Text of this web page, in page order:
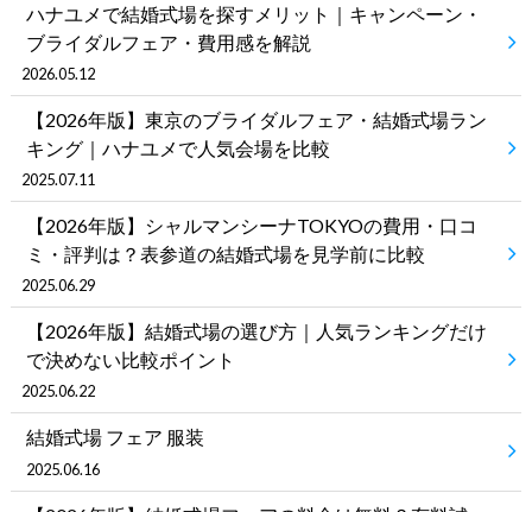
ハナユメで結婚式場を探すメリット｜キャンペーン・
ブライダルフェア・費用感を解説
2026.05.12
【2026年版】東京のブライダルフェア・結婚式場ラン
キング｜ハナユメで人気会場を比較
2025.07.11
【2026年版】シャルマンシーナTOKYOの費用・口コ
ミ・評判は？表参道の結婚式場を見学前に比較
2025.06.29
【2026年版】結婚式場の選び方｜人気ランキングだけ
で決めない比較ポイント
2025.06.22
結婚式場 フェア 服装
2025.06.16